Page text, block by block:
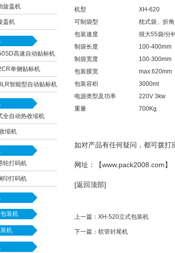
旋盖机
盖机
高速自动贴标机
单侧贴标机
智能型自动贴标机
全自动热收缩机
缩机
轮打码机
印打码机
装机
机
机型 XH-620
可制袋型
枕式袋、折
包装速度
很大55袋/分
制袋长度
100-400mm
制袋宽度
100-300mm
包装膜宽
max.620mm
包装容积
3000ml
电源类型及功率
220V 3kw
重量
700Kg
如对产品有任何疑问，都可拨
网址：【www.pack2008.com】
[返回顶部]
上一篇： XH-520立式包装机
下一篇： 软管封尾机